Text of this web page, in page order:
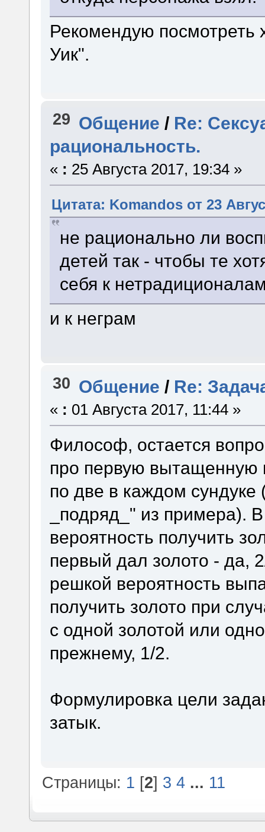
Рекомендую
Уик".
29 Общение / Re:
рациональность.
« : 25 Августа 2017, 19:34 »
Цитата: Komandos от 23
не рационально ли
детей так - чтобы те
себя к
и к неграм
30 Общение / Re:
« : 01 Августа 2017, 11:44 »
Философ, остается
про первую вытащенную
по две в каждом сундуке
_подряд_" из примера).
вероятность получить
первый дал золото - да,
решкой вероятность
получить золото при
с одной золотой или
прежнему, 1/2.
Формулировка цели
затык.
Страницы: 1 [2] 3 4 ... 11